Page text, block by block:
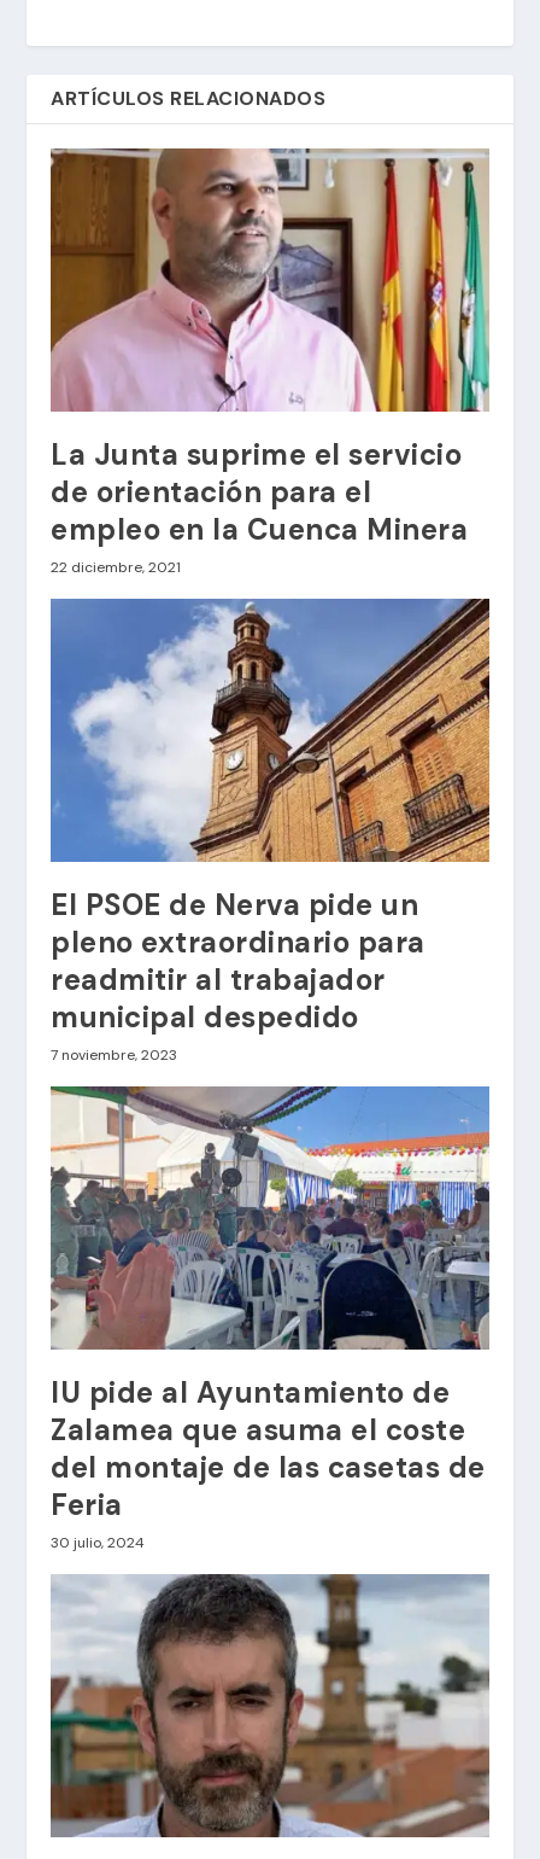
ARTÍCULOS RELACIONADOS
La Junta suprime el servicio
de orientación para el
empleo en la Cuenca Minera
22 diciembre, 2021
El PSOE de Nerva pide un
pleno extraordinario para
readmitir al trabajador
municipal despedido
7 noviembre, 2023
IU pide al Ayuntamiento de
Zalamea que asuma el coste
del montaje de las casetas de
Feria
30 julio, 2024